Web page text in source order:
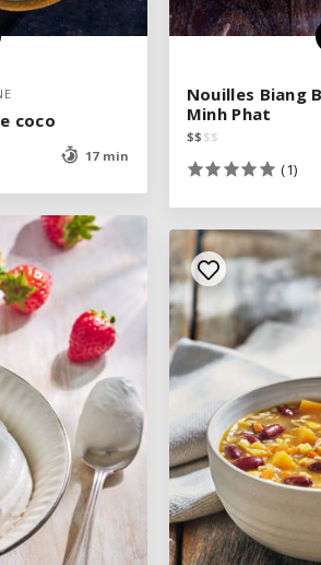
coco
17 min
coco
17 min
Nouilles Biang
Minh Phat
$$ $$
(1)
Nouilles Biang
Minh Phat
$$ $$
(1)
VOIR